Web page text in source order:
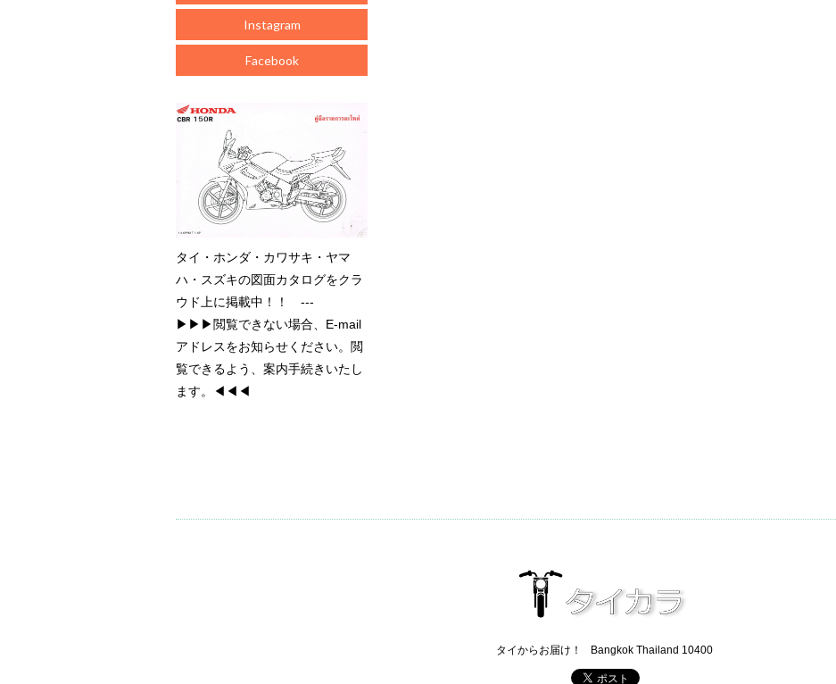
Instagram
Facebook
タイ・ホンダ・カワサキ・ヤマ
ハ・スズキの図面カタログをクラ
ウド上に掲載中！！ ---
▶▶▶閲覧できない場合、E-mail
アドレスをお知らせください。閲
覧できるよう、案内手続きいたし
ます。◀◀◀
タイからお届け！ Bangkok Thailand 10400